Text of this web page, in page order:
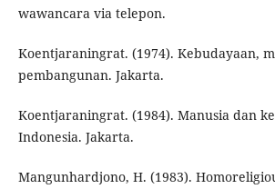
wawancara via telepon.
Koentjaraningrat. (1974). Kebudayaan,
pembangunan. Jakarta.
Koentjaraningrat. (1984). Manusia dan
Indonesia. Jakarta.
Mangunhardjono, H. (1983).